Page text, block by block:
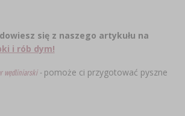
się z naszego artykułu na
i rób dym!
wędliniarski-pomoże ci przygotować pyszne